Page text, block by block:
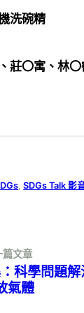
洗碗精
〇寓、林〇
, SDGs Talk 影
篇文章
科學問題
氣體